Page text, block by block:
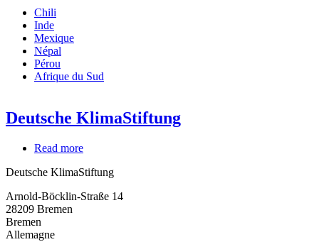
Chili
Inde
Mexique
Népal
Pérou
Afrique du Sud
Deutsche KlimaStiftung
Read more
KlimaStiftung
Deutsche KlimaStiftung
Arnold-Böcklin-Straße 14
28209 Bremen
Bremen
Allemagne